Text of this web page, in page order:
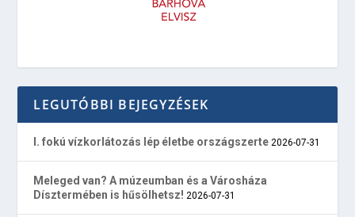
LEGUTÓBBI BEJEGYZÉSEK
I. fokú vízkorlátozás lép életbe országszerte 2026-07-31
Meleged van? A múzeumban és a Városháza
Dísztermében is hűsölhetsz! 2026-07-31